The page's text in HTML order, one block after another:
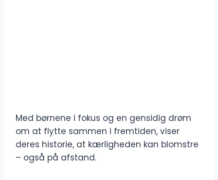
Med børnene i fokus og en gensidig drøm
om at flytte sammen i fremtiden, viser
deres historie, at kærligheden kan blomstre
– også på afstand.